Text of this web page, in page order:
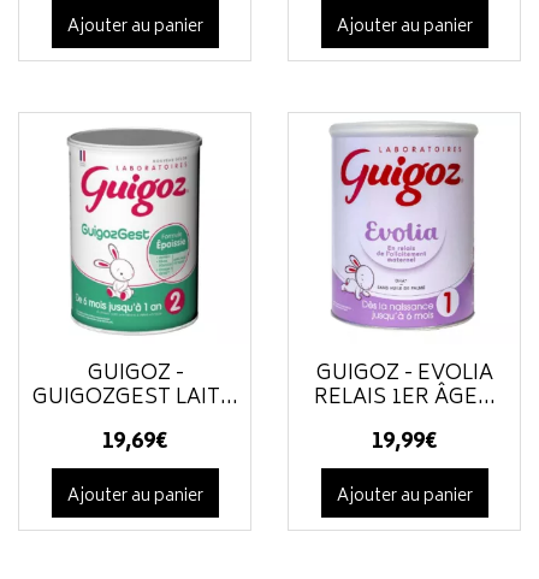
Ajouter au panier Ajouter au panier
GUIGOZ -
GUIGOZGEST LAIT...
19,69€
Ajouter au panier
GUIGOZ - EVOLIA
RELAIS 1ER ÂGE...
19,99€
Ajouter au panier